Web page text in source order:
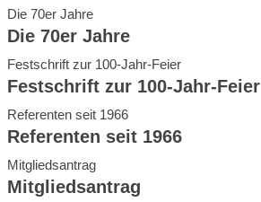
Die 70er Jahre
Die 70er Jahre
Festschrift zur 100-Jahr-Feier
Festschrift zur 100-Jahr-Feier
Referenten seit 1966
Referenten seit 1966
Mitgliedsantrag
Mitgliedsantrag